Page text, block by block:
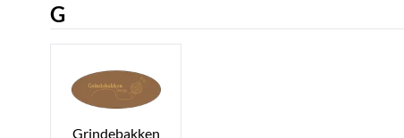
G
Grindebakken